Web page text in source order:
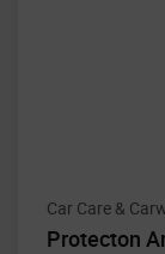
Car Care &
Protecton